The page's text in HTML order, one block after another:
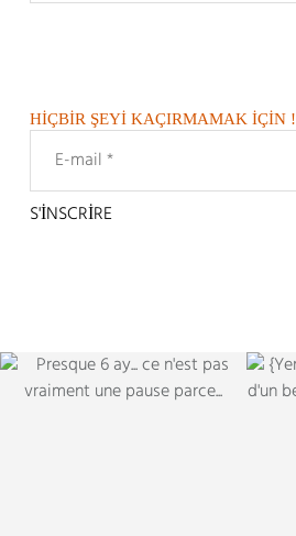
HIÇBIR ŞEYI KAÇIRMAMAK IÇIN !